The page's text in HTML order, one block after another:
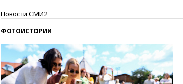
Новости СМИ2
ФОТОИСТОРИИ